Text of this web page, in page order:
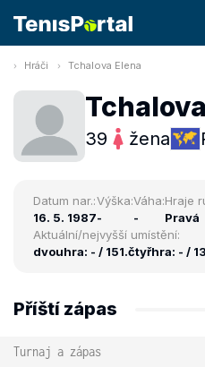
Hráči Tchalova Elena
39 žena
Datum nar.:
16. 5. 1987
Výška:
-
Váha:
-
Hraje
Pravá
Aktuální/nejvyšší umístění:
dvouhra: - / 151.čtyřhra: - /
Příští zápas
Turnaj a zápas